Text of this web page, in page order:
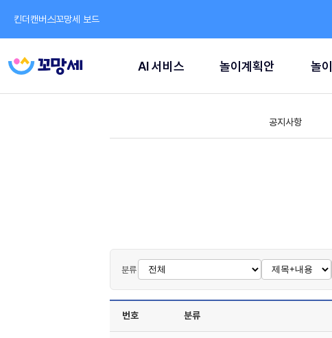
킨더캔버스꼬망세 보드
AI 서비스 놀이계획안 놀
공지사항
분류
번호 분류